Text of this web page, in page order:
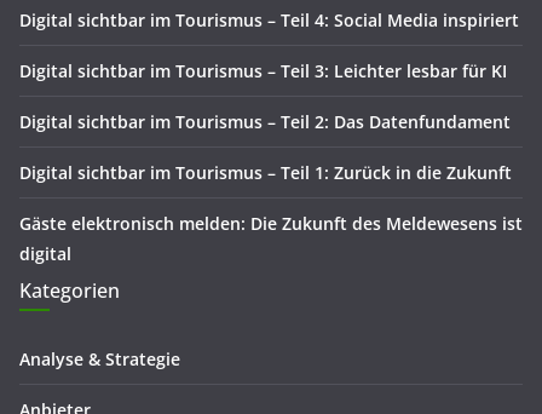
Digital sichtbar im Tourismus – Teil 4: Social Media inspiriert
Digital sichtbar im Tourismus – Teil 3: Leichter lesbar für KI
Digital sichtbar im Tourismus – Teil 2: Das Datenfundament
Digital sichtbar im Tourismus – Teil 1: Zurück in die Zukunft
Gäste elektronisch melden: Die Zukunft des Meldewesens ist
digital
Kategorien
Analyse & Strategie